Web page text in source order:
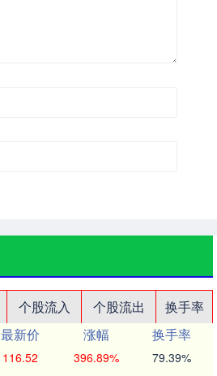
个股流入 个股流出
换手率
最新价 涨幅
换手率
116.52 396.89% 79.39%